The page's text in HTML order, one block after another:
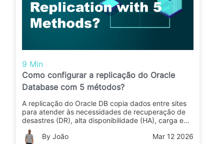
9 Min
Como configurar a replicação do Oracle
Database com 5 métodos?
A replicação do Oracle DB copia dados entre sites
para atender às necessidades de recuperação de
desastres (DR), alta disponibilidade (HA), carga e
análise. Neste artigo, você aprende os métodos e
etapas fundamentais para planejar, configurar e
By João Mar 12 2026